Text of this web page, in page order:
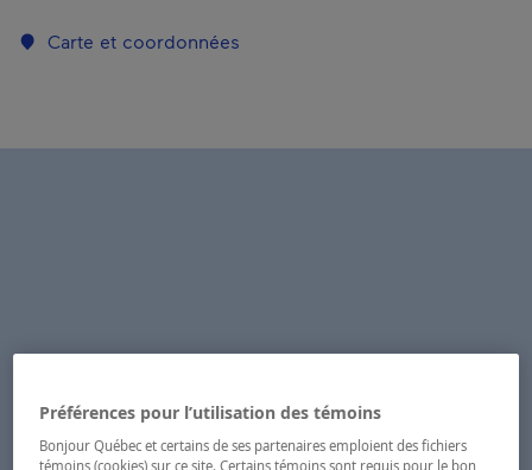
Carte et coordonnées
Préférences pour l’utilisation des témoins
Bonjour Québec et certains de ses partenaires emploient des fichiers
témoins (cookies) sur ce site. Certains témoins sont requis pour le bon